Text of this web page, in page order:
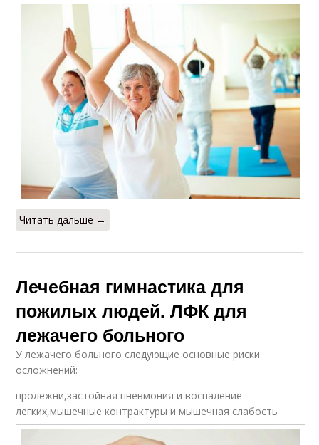
Читать дальше →
Лечебная гимнастика для
пожилых людей. ЛФК для
лежачего больного
У лежачего больного следующие основные риски
осложнений:
пролежни,застойная пневмония и воспаление
легких,мышечные контрактуры и мышечная слабость